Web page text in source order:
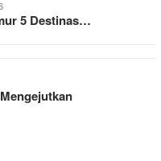
5 Destinas…